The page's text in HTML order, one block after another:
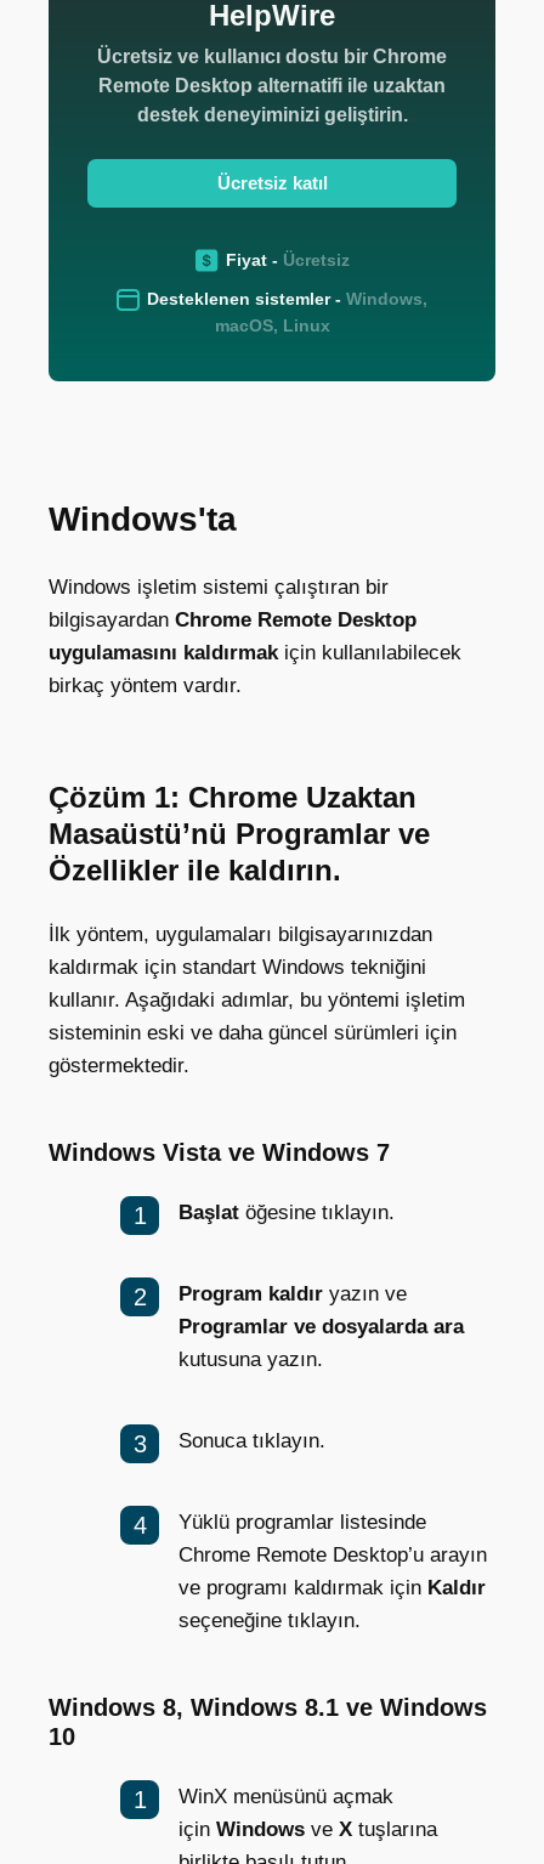
HelpWire
Ücretsiz ve kullanıcı dostu bir Chrome
Remote Desktop alternatifi ile uzaktan
destek deneyiminizi geliştirin.
Ücretsiz katıl
Fiyat - Ücretsiz
Desteklenen sistemler - Windows,
macOS, Linux
Windows'ta
Windows işletim sistemi çalıştıran bir
bilgisayardan Chrome Remote Desktop
uygulamasını kaldırmakiçin kullanılabilecek
birkaç yöntem vardır.
Çözüm 1: Chrome Uzaktan
Masaüstü’nü Programlar ve
Özellikler ile kaldırın.
İlk yöntem, uygulamaları bilgisayarınızdan
kaldırmak için standart Windows tekniğini
kullanır. Aşağıdaki adımlar, bu yöntemi işletim
sisteminin eski ve daha güncel sürümleri için
göstermektedir.
Windows Vista ve Windows 7
Başlat öğesine tıklayın.
Program kaldır yazın ve
Programlar ve dosyalarda ara
kutusuna yazın.
Sonuca tıklayın.
Yüklü programlar listesinde
Chrome Remote Desktop’u arayın
ve programı kaldırmak için Kaldır
seçeneğine tıklayın.
Windows 8, Windows 8.1 ve Windows
10
WinX menüsünü açmak
için Windows ve X tuşlarına